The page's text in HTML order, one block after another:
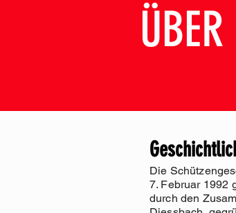
Die
7. Februar 1992
durch den